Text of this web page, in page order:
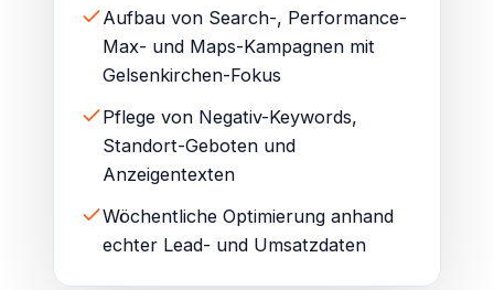
Aufbau von Search-, Performance-
Max- und Maps-Kampagnen mit
Gelsenkirchen-Fokus
Pflege von Negativ-Keywords,
Standort-Geboten und
Anzeigentexten
Wöchentliche Optimierung anhand
echter Lead- und Umsatzdaten